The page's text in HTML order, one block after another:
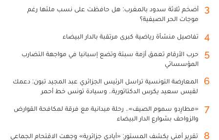
3
أضخم ثلاثة سدود بالمغرب: هل حافظت على نسب ملئها رغم
موجات الحر الصيفية؟
4 تفاصيل منشأة رياضية كبرى مرتقبة بالدار البيضاء
5
حرب الأرقام تعمق أزمة سبتة وتضع إسبانيا في مواجهة التضارب
المؤسساتي
6
المعارضة التونسية تراسل الرئيس الجزائري عبد المجيد تبون: دعمك
لقيس سعيد يكرس الدكتاتورية.. وسيادة تونس خط أحمر
7
«مطارِدو سموم الصيف».. رحلة ميدانية مع فرقة لمكافحة القوارض
والزواحف بشوارع الدار البيضاء
8
تقرير أمني يكشف المستور: «أيادي جزائرية» وجهت الاقتحام الجماعي